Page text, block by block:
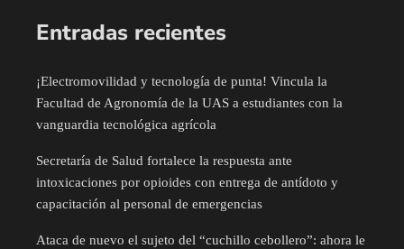
Entradas recientes
¡Electromovilidad y tecnología de punta! Vincula la
Facultad de Agronomía de la UAS a estudiantes con la
vanguardia tecnológica agrícola
Secretaría de Salud fortalece la respuesta ante
intoxicaciones por opioides con entrega de antídoto y
capacitación al personal de emergencias
Ataca de nuevo el sujeto del “cuchillo cebollero”: ahora le